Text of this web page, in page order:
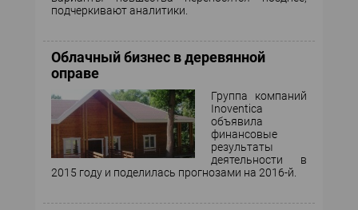
подчеркивают аналитики.
Облачный бизнес в деревянной
оправе
Группа компаний
Inoventica
объявила
финансовые
результаты
деятельности в
2015 году и поделилась прогнозами на 2016-й.